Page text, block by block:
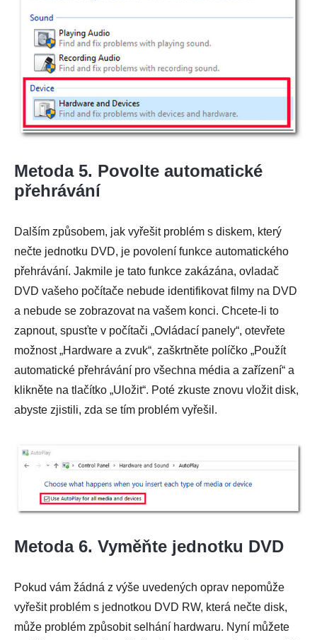
Metoda 5. Povolte automatické
přehrávání
Dalším způsobem, jak vyřešit problém s diskem, který
nečte jednotku DVD, je povolení funkce automatického
přehrávání. Jakmile je tato funkce zakázána, ovladač
DVD vašeho počítače nebude identifikovat filmy na DVD
a nebude se zobrazovat na vašem konci. Chcete-li to
zapnout, spusťte v počítači „Ovládací panely“, otevřete
možnost „Hardware a zvuk“, zaškrtněte políčko „Použít
automatické přehrávání pro všechna média a zařízení“ a
klikněte na tlačítko „Uložit“. Poté zkuste znovu vložit disk,
abyste zjistili, zda se tím problém vyřešil.
Metoda 6. Vyměňte jednotku DVD
Pokud vám žádná z výše uvedených oprav nepomůže
vyřešit problém s jednotkou DVD RW, která nečte disk,
může problém způsobit selhání hardwaru. Nyní můžete